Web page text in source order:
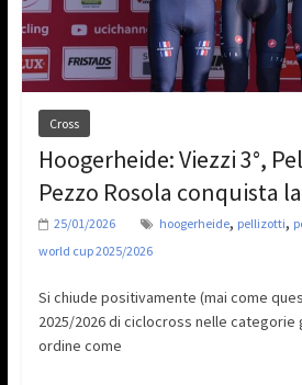
Cross
Hoogerheide: Viezzi 3°,
Pezzo Rosola conquista
25/01/2026 hoogerheide, pellizotti,
world cup 2025/2026
Si chiude positivamente (mai come
2025/2026 di ciclocross nelle categorie
ordine come